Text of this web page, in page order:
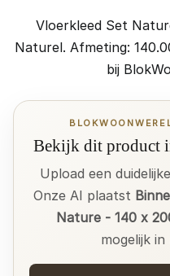
Vloerkleed Set
Naturel. Afmeting:
bij
Bekijk dit product
Upload een
Onze AI plaatst
Nature - 140 x
mogelijk